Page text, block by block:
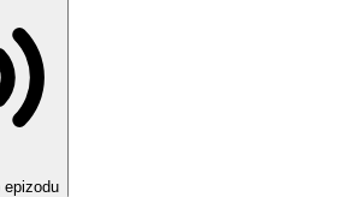
epizodu